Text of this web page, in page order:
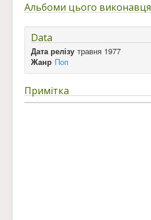
Альбоми цього виконавця
Data
Дата релізу травня 1977
Жанр Поп
Примітка